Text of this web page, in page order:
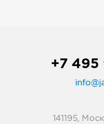
+7 495
141195,